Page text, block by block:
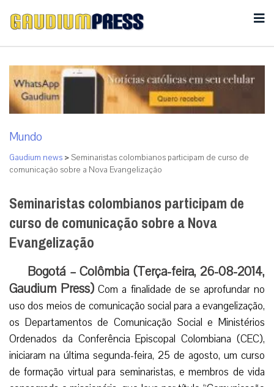
Mundo
Gaudium news >Seminaristas colombianos participam de curso de
comunicação sobre a Nova Evangelização
Seminaristas colombianos participam de
curso de comunicação sobre a Nova
Evangelização
Bogotá – Colômbia (Terça-feira, 26-08-2014,
Gaudium Press) Com a finalidade de se aprofundar no
uso dos meios de comunicação social para a evangelização,
os Departamentos de Comunicação Social e Ministérios
Ordenados da Conferência Episcopal Colombiana (CEC),
iniciaram na última segunda-feira, 25 de agosto, um curso
de formação virtual para seminaristas, e membros de vida